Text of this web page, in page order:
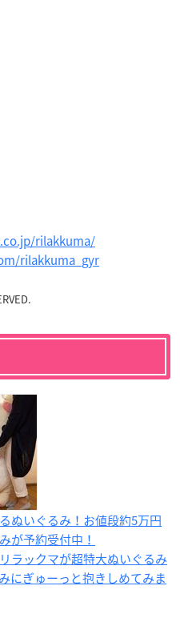
rilakkuma/
rilakkuma_gyr
ぬいぐるみ！お値段約5万円
が予約受付中！
ラックマが超特大ぬいぐるみ
にぎゅーっと抱きしめてみま